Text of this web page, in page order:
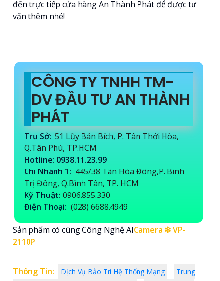
đến trực tiếp cửa hàng An Thành Phát để được tư
vấn thêm nhé!
CÔNG TY TNHH TM-
DV ĐẦU TƯ AN THÀNH
PHÁT
Trụ Sở:51 Lũy Bán Bích, P. Tân Thới Hòa,
Q.Tân Phú, TP.HCM
Hotline: 0938.11.23.99
Chi Nhánh 1: 445/38 Tân Hòa Đông,P. Bình
Trị Đông, Q.Bình Tân, TP. HCM
Kỹ Thuật: 0906.855.330
Điện Thoại: (028) 6688.4949
Sản phẩm có cùng Công Nghệ AICamera ❇ VP-
2110P
Thông Tin: Dịch Vụ Bảo Trì Hệ Thống Mạng
Trung